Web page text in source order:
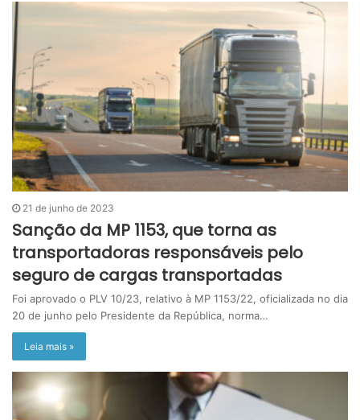
21 de junho de 2023
Sanção da MP 1153, que torna as
transportadoras responsáveis pelo
seguro de cargas transportadas
Foi aprovado o PLV 10/23, relativo à MP 1153/22, oficializada no dia
20 de junho pelo Presidente da República, norma…
Leia mais »